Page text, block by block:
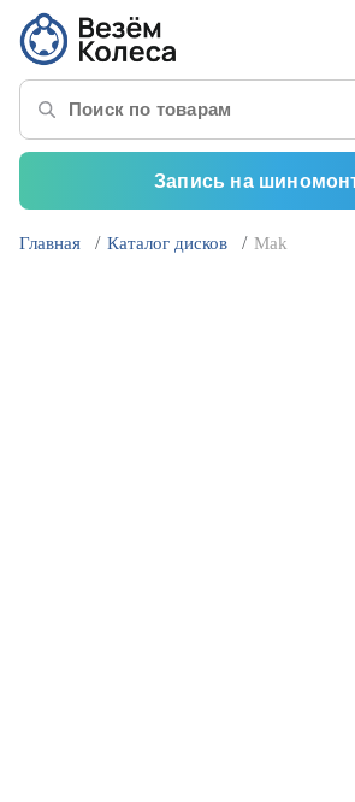
Запись на
Главная Каталог дисков Mak